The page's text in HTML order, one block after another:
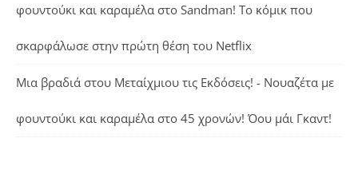
φουντούκι και καραμέλα στο Sandman! Το κόμικ που
σκαρφάλωσε στην πρώτη θέση του Netflix
Μια βραδιά στου Μεταίχμιου τις Εκδόσεις! - Νουαζέτα με
φουντούκι και καραμέλα στο 45 χρονών! Όου μάι Γκαντ!